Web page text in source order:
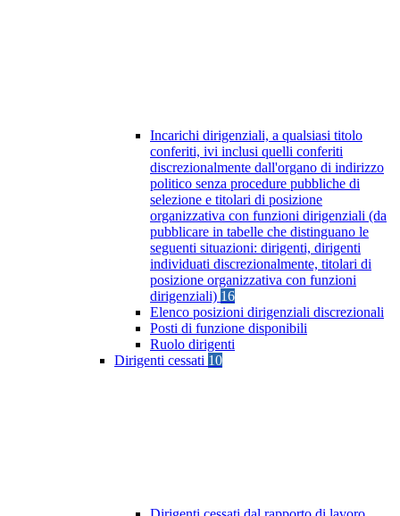
Incarichi dirigenziali, a qualsiasi titolo
conferiti, ivi inclusi quelli conferiti
discrezionalmente dall'organo di indirizzo
politico senza procedure pubbliche di
selezione e titolari di posizione
organizzativa con funzioni dirigenziali (da
pubblicare in tabelle che distinguano le
seguenti situazioni: dirigenti, dirigenti
individuati discrezionalmente, titolari di
posizione organizzativa con funzioni
dirigenziali) 16
Elenco posizioni dirigenziali discrezionali
Posti di funzione disponibili
Ruolo dirigenti
Dirigenti cessati 10